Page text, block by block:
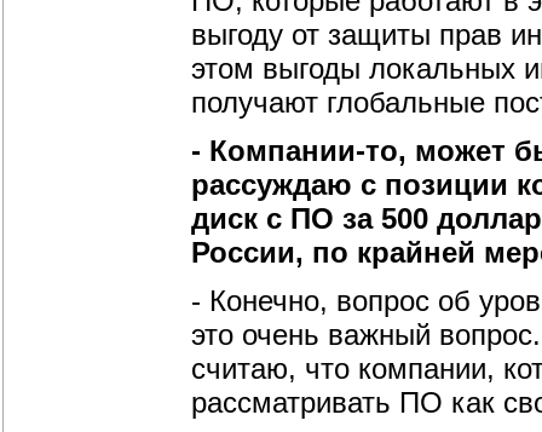
выгоду от защиты прав
этом выгоды локальных
получают глобальные
- Компании-то, может
рассуждаю с позиции
диск с ПО за 500
России, по крайней
- Конечно, вопрос об
это очень важный
считаю, что компании,
рассматривать ПО как